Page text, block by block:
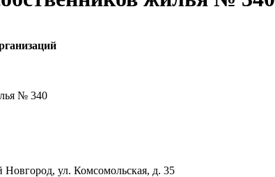
№ 340
ул. Комсомольская, д. 35